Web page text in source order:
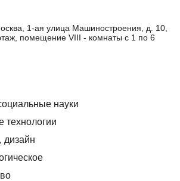
1-ая улица Машиностроения, д. 10,
помещение VIII - комнаты с 1 по 6
науки
дизайн